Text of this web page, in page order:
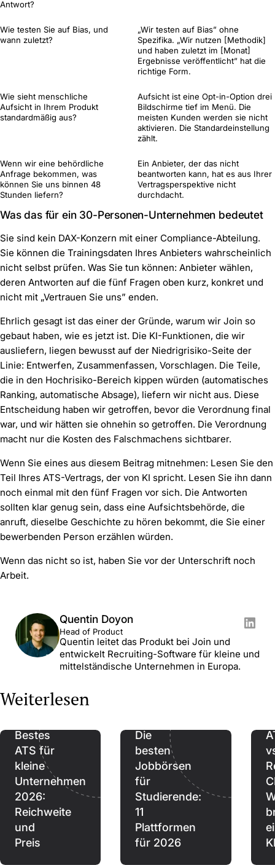
Antwort?
Wie testen Sie auf Bias, und
wann zuletzt?
„Wir testen auf Bias” ohne
Spezifika. „Wir nutzen [Methodik]
und haben zuletzt im [Monat]
Ergebnisse veröffentlicht” hat die
richtige Form.
Wie sieht menschliche
Aufsicht in Ihrem Produkt
standardmäßig aus?
Aufsicht ist eine Opt-in-Option drei
Bildschirme tief im Menü. Die
meisten Kunden werden sie nicht
aktivieren. Die Standardeinstellung
zählt.
Wenn wir eine behördliche
Anfrage bekommen, was
können Sie uns binnen 48
Stunden liefern?
Ein Anbieter, der das nicht
beantworten kann, hat es aus Ihrer
Vertragsperspektive nicht
durchdacht.
Was das für ein 30-Personen-Unternehmen bedeutet
Sie sind kein DAX-Konzern mit einer Compliance-Abteilung.
Sie können die Trainingsdaten Ihres Anbieters wahrscheinlich
nicht selbst prüfen. Was Sie tun können: Anbieter wählen,
deren Antworten auf die fünf Fragen oben kurz, konkret und
nicht mit „Vertrauen Sie uns” enden.
Ehrlich gesagt ist das einer der Gründe, warum wir Join so
gebaut haben, wie es jetzt ist. Die KI-Funktionen, die wir
ausliefern, liegen bewusst auf der Niedrigrisiko-Seite der
Linie: Entwerfen, Zusammenfassen, Vorschlagen. Die Teile,
die in den Hochrisiko-Bereich kippen würden (automatisches
Ranking, automatische Absage), liefern wir nicht aus. Diese
Entscheidung haben wir getroffen, bevor die Verordnung final
war, und wir hätten sie ohnehin so getroffen. Die Verordnung
macht nur die Kosten des Falschmachens sichtbarer.
Wenn Sie eines aus diesem Beitrag mitnehmen: Lesen Sie den
Teil Ihres ATS-Vertrags, der von KI spricht. Lesen Sie ihn dann
noch einmal mit den fünf Fragen vor sich. Die Antworten
sollten klar genug sein, dass eine Aufsichtsbehörde, die
anruft, dieselbe Geschichte zu hören bekommt, die Sie einer
bewerbenden Person erzählen würden.
Wenn das nicht so ist, haben Sie vor der Unterschrift noch
Arbeit.
Quentin Doyon
Head of Product
Quentin leitet das Produkt bei Join und
entwickelt Recruiting-Software für kleine und
mittelständische Unternehmen in Europa.
Weiterlesen
Bestes
ATS für
kleine
Unternehmen
2026:
Reichweite
und
Preis
Die
besten
Jobbörsen
für
Studierende:
11
Plattformen
für 2026